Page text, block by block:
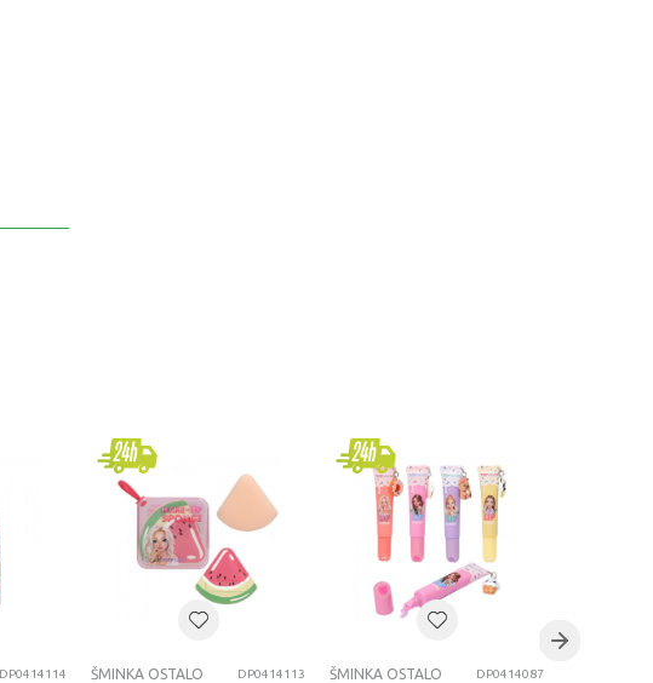
DP0414114 ŠMINKA OSTALO DP0414113 ŠMINKA OSTALO DP0414087